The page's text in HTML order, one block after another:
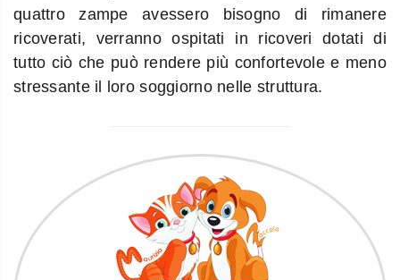
quattro zampe avessero bisogno di rimanere
ricoverati, verranno ospitati in ricoveri dotati di
tutto ciò che può rendere più confortevole e meno
stressante il loro soggiorno nelle struttura.